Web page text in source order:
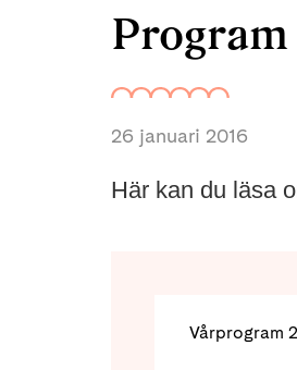
Program
26 januari 2016
Här kan du läsa
Vårprogram